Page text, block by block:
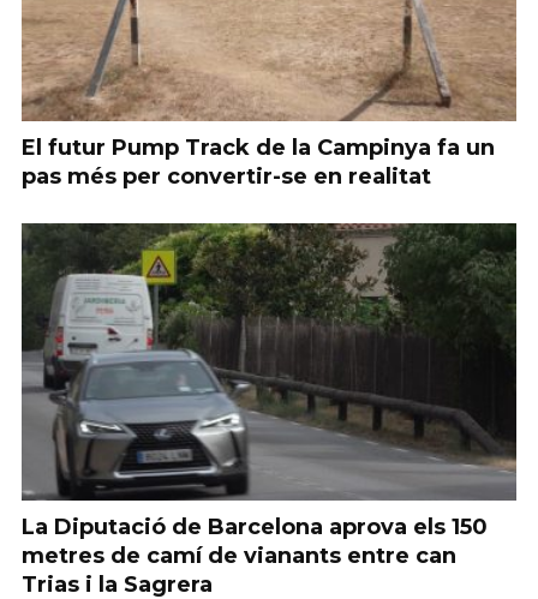
El futur Pump Track de la Campinya fa un
pas més per convertir-se en realitat
La Diputació de Barcelona aprova els 150
metres de camí de vianants entre can
Trias i la Sagrera